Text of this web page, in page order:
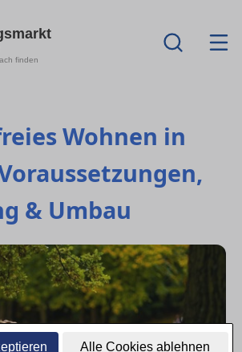
Alle Cookies ablehnen
finden
Wohnen in
& Umbau